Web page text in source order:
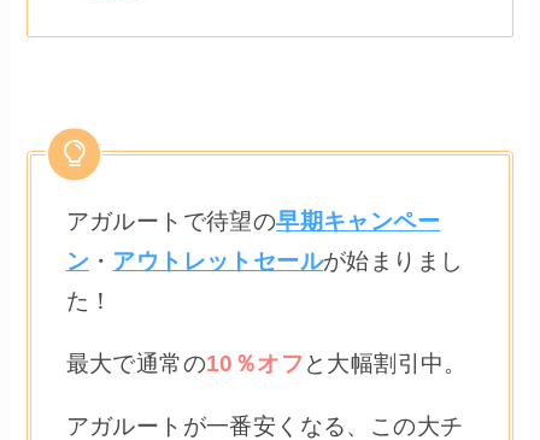
アガルートで待望の早期キャンペー
ン ・ アウトレットセールが始まりまし
た！
最大で通常の10％オフと大幅割引中。
アガルートが一番安くなる、この大チ